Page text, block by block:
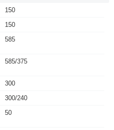
150
150
585
585/375
300
300/240
50